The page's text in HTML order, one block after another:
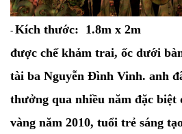
- Kích thước: 1.8m x 2m
được chế khảm trai, ốc dưới
tài ba Nguyễn Đình Vinh. anh
thưởng qua nhiều năm đặc biệt
vàng năm 2010, tuổi trẻ sáng